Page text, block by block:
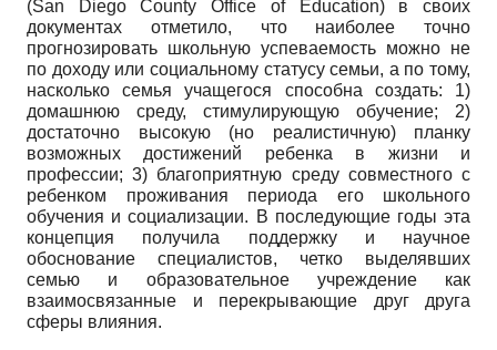
(San Diego County Office of Education) в своих
документах отметило, что наиболее точно
прогнозировать школьную успеваемость можно не
по доходу или социальному статусу семьи, а по тому,
насколько семья учащегося способна создать: 1)
домашнюю среду, стимулирующую обучение; 2)
достаточно высокую (но реалистичную) планку
возможных достижений ребенка в жизни и
профессии; 3) благоприятную среду совместного с
ребенком проживания периода его школьного
обучения и социализации. В последующие годы эта
концепция получила поддержку и научное
обоснование специалистов, четко выделявших
семью и образовательное учреждение как
взаимосвязанные и перекрывающие друг друга
сферы влияния.